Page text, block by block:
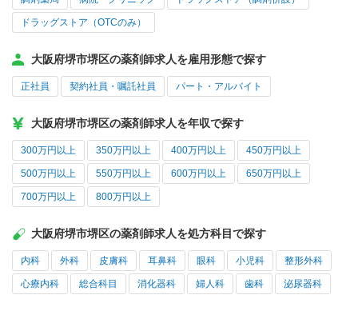
ドラッグストア（OTCのみ）
大阪府堺市堺区の薬剤師求人を雇用形態で探す
正社員 契約社員・嘱託社員 パート・アルバイト
大阪府堺市堺区の薬剤師求人を年収で探す
300万円以上 350万円以上 400万円以上 450万円以上
500万円以上 550万円以上 600万円以上 650万円以上
700万円以上 800万円以上
大阪府堺市堺区の薬剤師求人を処方科目で探す
内科 外科 皮膚科 耳鼻科 眼科 小児科 整形外科
心療内科 総合科目 消化器科 婦人科 歯科 泌尿器科